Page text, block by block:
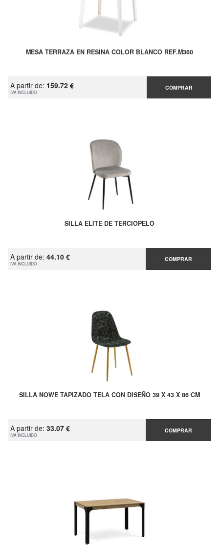
MESA TERRAZA EN RESINA COLOR BLANCO REF.M360
A partir de: 159.72 €
IVA INCLUIDO
COMPRAR
SILLA ELITE DE TERCIOPELO
A partir de: 44.10 €
IVA INCLUIDO
COMPRAR
SILLA NOWE TAPIZADO TELA CON DISEÑO 39 X 43 X 86 CM
A partir de: 33.07 €
IVA INCLUIDO
COMPRAR